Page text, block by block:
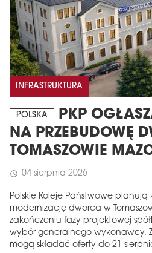
INFRASTRUKTURA
POLSKA
PKP
NA PRZEBUDOWĘ
TOMASZOWIE
schedule 04 sierpnia 2026
Polskie Koleje Państwowe planują
modernizację dworca w
zakończeniu fazy projektowej
wybór generalnego wykonawcy.
mogą składać oferty do 21